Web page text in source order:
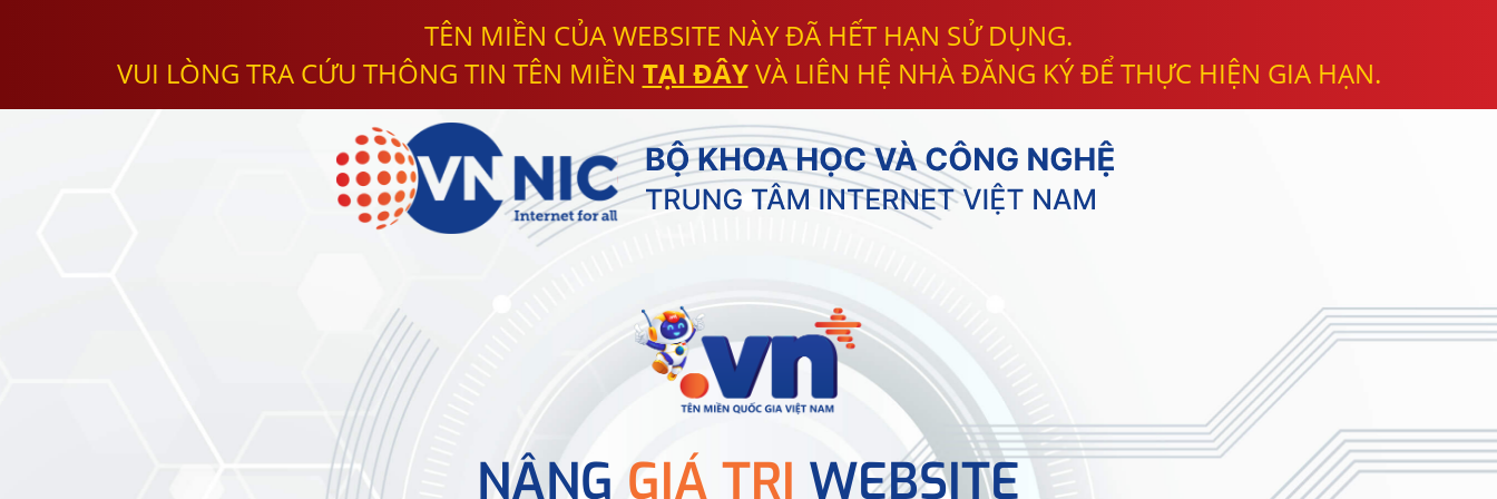
TÊN MIỀN CỦA WEBSITE NÀY ĐÃ HẾT HẠN SỬ DỤNG.
VUI LÒNG TRA CỨU THÔNG TIN TÊN MIỀN TẠI ĐÂYVÀ LIÊN HỆ NHÀ ĐĂNG KÝ ĐỂ THỰC HIỆN GIA HẠN.
NÂNG GIÁ TRỊ WEBSITE